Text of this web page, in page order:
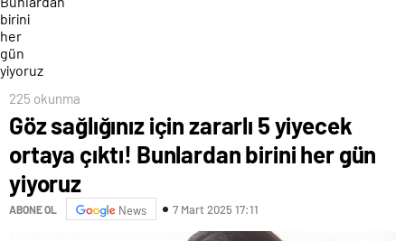
225 okunma
Göz sağlığınız için zararlı 5 yiyecek
ortaya çıktı! Bunlardan birini her gün
yiyoruz
ABONE OL News 7 Mart 2025 17:11